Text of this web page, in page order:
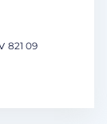
821 09